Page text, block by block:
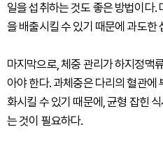
일을 섭취하는 것도 좋은 방법이다.
을 배출시킬 수 있기 때문에 과도한
마지막으로, 체중 관리가 하지정맥
아야 한다. 과체중은 다리의 혈관에
화시킬 수 있기 때문에, 균형 잡힌
는 것이 필요하다.